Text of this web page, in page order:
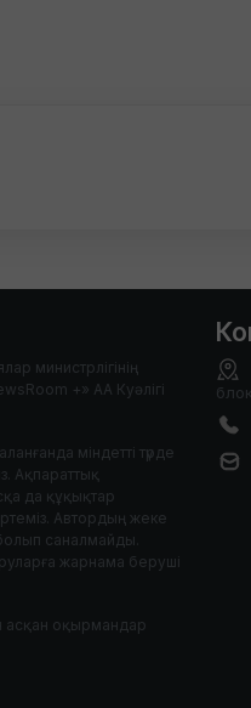
министрлігінің
+» АА Куәлігі
міндетті түрде
Ақпараттық
да құқықтар
Автордың жеке
саналмайды.
жарнама беруші
асқан оқырмандар